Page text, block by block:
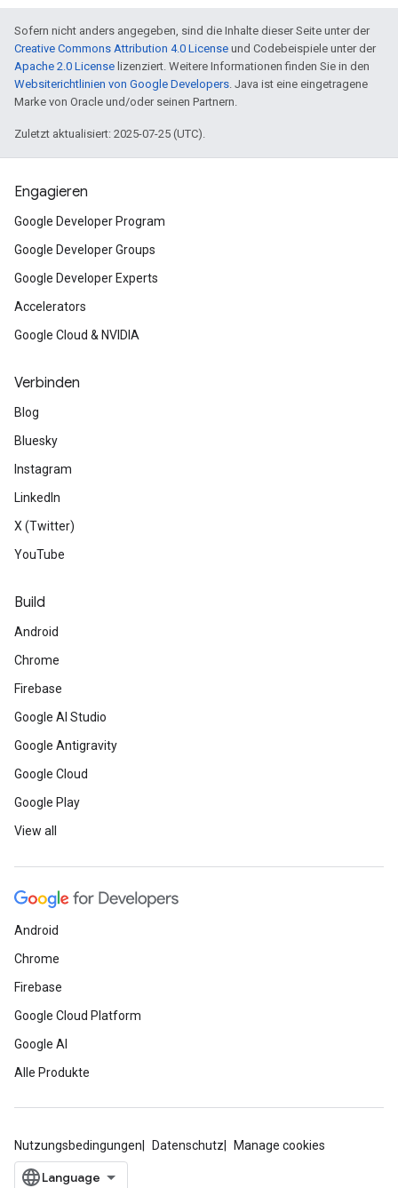
Sofern nicht anders angegeben, sind die Inhalte dieser Seite unter der
Creative Commons Attribution 4.0 License und Codebeispiele unter der
Apache 2.0 License lizenziert. Weitere Informationen finden Sie in den
Websiterichtlinien von Google Developers. Java ist eine eingetragene
Marke von Oracle und/oder seinen Partnern.
Zuletzt aktualisiert: 2025-07-25 (UTC).
Engagieren
Google Developer Program
Google Developer Groups
Google Developer Experts
Accelerators
Google Cloud & NVIDIA
Verbinden
Blog
Bluesky
Instagram
LinkedIn
X (Twitter)
YouTube
Build
Android
Chrome
Firebase
Google AI Studio
Google Antigravity
Google Cloud
Google Play
View all
Android
Chrome
Firebase
Google Cloud Platform
Google AI
Alle Produkte
Nutzungsbedingungen Datenschutz Manage cookies